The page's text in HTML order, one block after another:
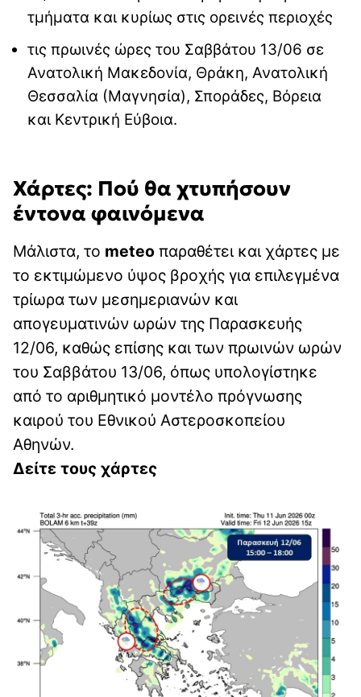
τμήματα και κυρίως στις ορεινές περιοχές
τις πρωινές ώρες του Σαββάτου 13/06 σε
Ανατολική Μακεδονία, Θράκη, Ανατολική
Θεσσαλία (Μαγνησία), Σποράδες, Βόρεια
και Κεντρική Εύβοια.
Χάρτες: Πού θα χτυπήσουν
έντονα φαινόμενα
Μάλιστα, το meteo παραθέτει και χάρτες με
το εκτιμώμενο ύψος βροχής για επιλεγμένα
τρίωρα των μεσημεριανών και
απογευματινών ωρών της Παρασκευής
12/06, καθώς επίσης και των πρωινών ωρών
του Σαββάτου 13/06, όπως υπολογίστηκε
από το αριθμητικό μοντέλο πρόγνωσης
καιρού του Εθνικού Αστεροσκοπείου
Αθηνών.
Δείτε τους χάρτες